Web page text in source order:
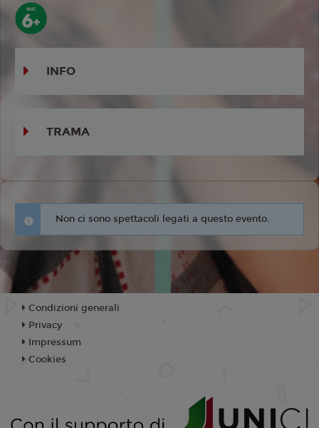
INFO
TRAMA
Non ci sono spettacoli legati a questo evento.
Condizioni generali
Privacy
Impressum
Cookies